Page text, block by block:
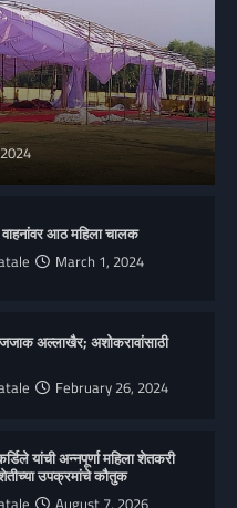
आठ महिला चालक
March 1, 2024
अल्लाखैर; अशोकरावांसाठी
February 26, 2024
यांची अन्नपूर्णा महिला शेतकरी
उपक्रमांचे कौतुक